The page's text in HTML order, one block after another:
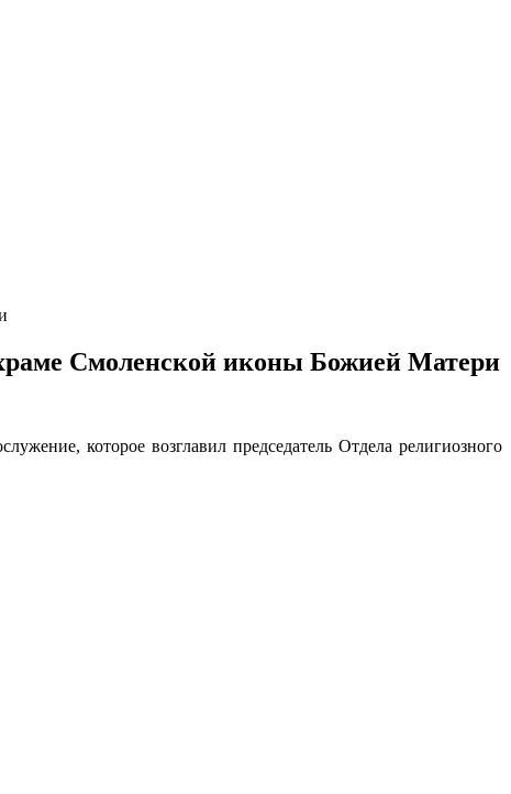
Смоленской иконы Божией Матери
которое возглавил председатель Отдела религиозного